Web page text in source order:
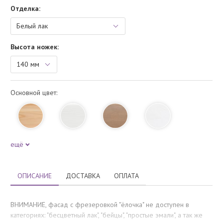
Отделка:
Высота ножек:
Основной цвет:
ещё
ОПИСАНИЕ ДОСТАВКА ОПЛАТА
ВНИМАНИЕ, фасад с фрезеровкой "ёлочка" не доступен в
категориях: "бесцветный лак", "бейцы", "простые эмали", а так же